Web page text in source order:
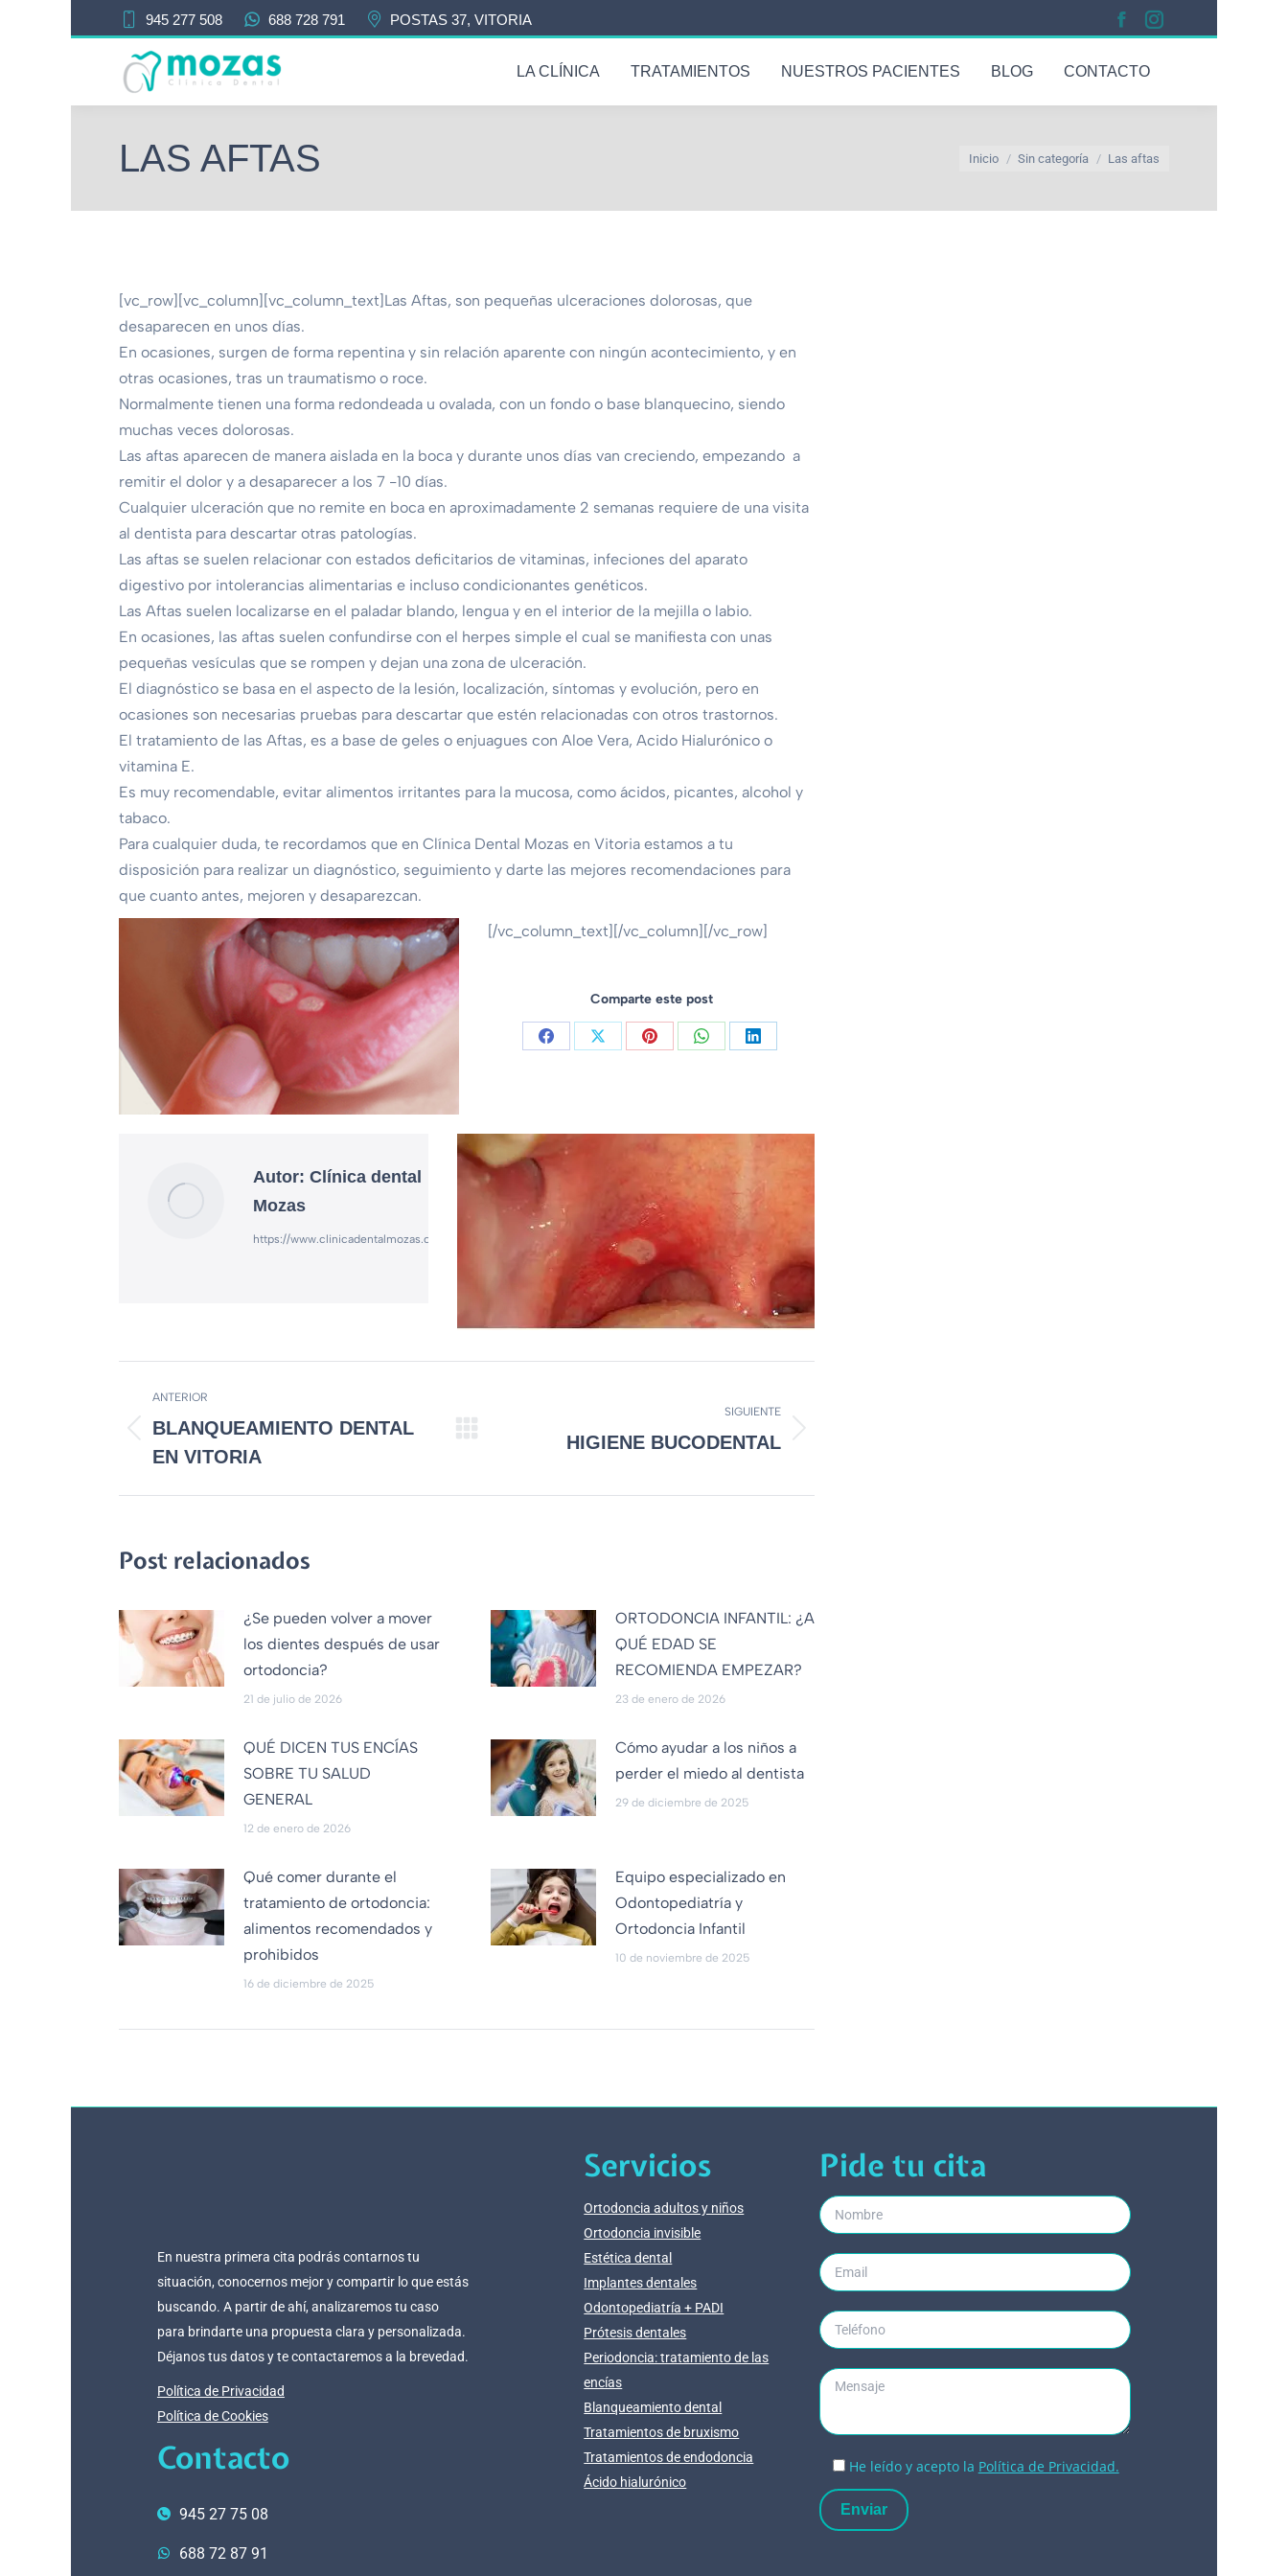
945 277 508 688 728 791 POSTAS 37, VITORIA
LA CLÍNICA TRATAMIENTOS NUESTROS PACIENTES BLOG CONTACTO
LAS AFTAS Inicio Sin categoría Las aftas
[vc_row][vc_column][vc_column_text]Las Aftas, son pequeñas ulceraciones dolorosas, que
desaparecen en unos días.
En ocasiones, surgen de forma repentina y sin relación aparente con ningún acontecimiento, y en
otras ocasiones, tras un traumatismo o roce.
Normalmente tienen una forma redondeada u ovalada, con un fondo o base blanquecino, siendo
muchas veces dolorosas.
Las aftas aparecen de manera aislada en la boca y durante unos días van creciendo, empezando a
remitir el dolor y a desaparecer a los 7 -10 días.
Cualquier ulceración que no remite en boca en aproximadamente 2 semanas requiere de una visita
al dentista para descartar otras patologías.
Las aftas se suelen relacionar con estados deficitarios de vitaminas, infeciones del aparato
digestivo por intolerancias alimentarias e incluso condicionantes genéticos.
Las Aftas suelen localizarse en el paladar blando, lengua y en el interior de la mejilla o labio.
En ocasiones, las aftas suelen confundirse con el herpes simple el cual se manifiesta con unas
pequeñas vesículas que se rompen y dejan una zona de ulceración.
El diagnóstico se basa en el aspecto de la lesión, localización, síntomas y evolución, pero en
ocasiones son necesarias pruebas para descartar que estén relacionadas con otros trastornos.
El tratamiento de las Aftas, es a base de geles o enjuagues con Aloe Vera, Acido Hialurónico o
vitamina E.
Es muy recomendable, evitar alimentos irritantes para la mucosa, como ácidos, picantes, alcohol y
tabaco.
Para cualquier duda, te recordamos que en Clínica Dental Mozas en Vitoria estamos a tu
disposición para realizar un diagnóstico, seguimiento y darte las mejores recomendaciones para
que cuanto antes, mejoren y desaparezcan.
[/vc_column_text][/vc_column][/vc_row]
Comparte este post
Autor: Clínica dental
Mozas
https://www.clinicadentalmozas.com
ANTERIOR
BLANQUEAMIENTO DENTAL
EN VITORIA
SIGUIENTE
HIGIENE BUCODENTAL
Post relacionados
¿Se pueden volver a mover
los dientes después de usar
ortodoncia?
21 de julio de 2026
ORTODONCIA INFANTIL: ¿A
QUÉ EDAD SE
RECOMIENDA EMPEZAR?
23 de enero de 2026
QUÉ DICEN TUS ENCÍAS
SOBRE TU SALUD
GENERAL
12 de enero de 2026
Cómo ayudar a los niños a
perder el miedo al dentista
29 de diciembre de 2025
Qué comer durante el
tratamiento de ortodoncia:
alimentos recomendados y
prohibidos
16 de diciembre de 2025
Equipo especializado en
Odontopediatría y
Ortodoncia Infantil
10 de noviembre de 2025
En nuestra primera cita podrás contarnos tu
situación, conocernos mejor y compartir lo que estás
buscando. A partir de ahí, analizaremos tu caso
para brindarte una propuesta clara y personalizada.
Déjanos tus datos y te contactaremos a la brevedad.
Política de Privacidad
Política de Cookies
Contacto
945 27 75 08
688 72 87 91
Servicios
Ortodoncia adultos y niños
Ortodoncia invisible
Estética dental
Implantes dentales
Odontopediatría + PADI
Prótesis dentales
Periodoncia: tratamiento de las
encías
Blanqueamiento dental
Tratamientos de bruxismo
Tratamientos de endodoncia
Ácido hialurónico
Pide tu cita
He leído y acepto la Política de Privacidad.